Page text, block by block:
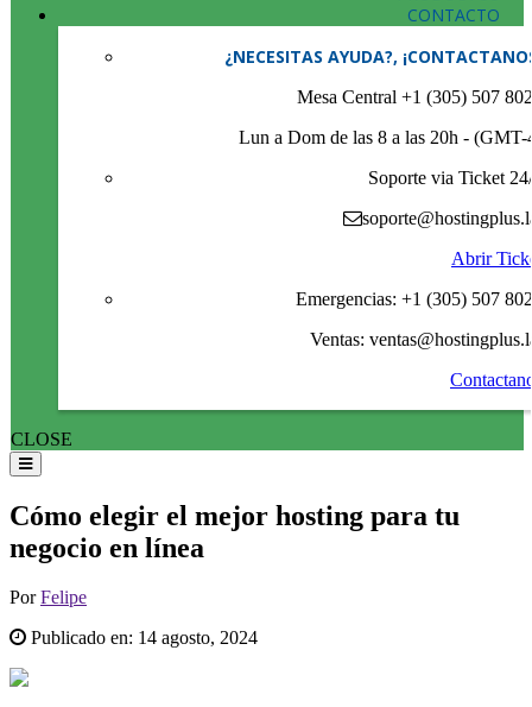
CONTACTO
¿NECESITAS AYUDA?,
Mesa Central +1 (305) 507
Lun a Dom de las 8 a las 20h - (GMT-
Soporte via Ticket
Abrir
Emergencias: +1 (305) 507
Ventas:
CLOSE
Cómo elegir el mejor hosting para tu
negocio en línea
PorFelipe
Publicado en: 14 agosto, 2024